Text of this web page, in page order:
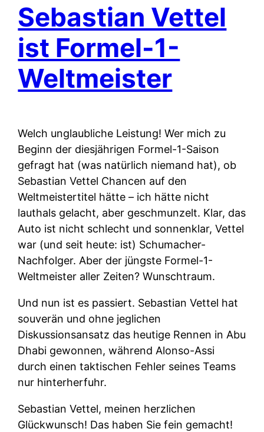
Sebastian Vettel
ist Formel-1-
Weltmeister
Welch unglaubliche Leistung! Wer mich zu
Beginn der diesjährigen Formel-1-Saison
gefragt hat (was natürlich niemand hat), ob
Sebastian Vettel Chancen auf den
Weltmeistertitel hätte – ich hätte nicht
lauthals gelacht, aber geschmunzelt. Klar, das
Auto ist nicht schlecht und sonnenklar, Vettel
war (und seit heute: ist) Schumacher-
Nachfolger. Aber der jüngste Formel-1-
Weltmeister aller Zeiten? Wunschtraum.
Und nun ist es passiert. Sebastian Vettel hat
souverän und ohne jeglichen
Diskussionsansatz das heutige Rennen in Abu
Dhabi gewonnen, während Alonso-Assi
durch einen taktischen Fehler seines Teams
nur hinterherfuhr.
Sebastian Vettel, meinen herzlichen
Glückwunsch! Das haben Sie fein gemacht!